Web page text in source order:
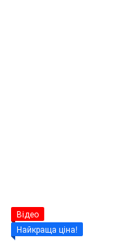
Відео
Найкраща ціна!